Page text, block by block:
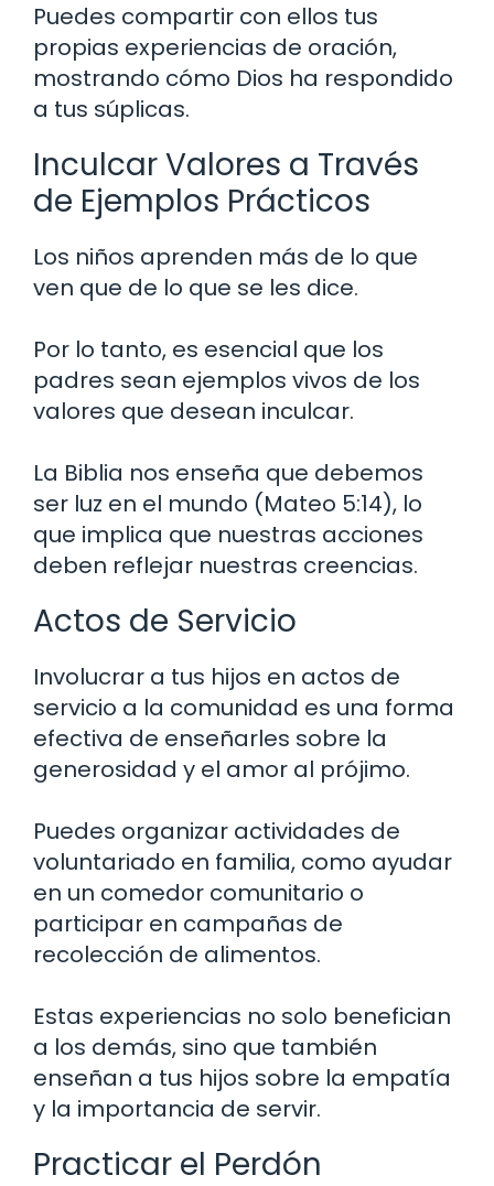
Puedes compartir con ellos tus
propias experiencias de oración,
mostrando cómo Dios ha respondido
a tus súplicas.
Inculcar Valores a Través
de Ejemplos Prácticos
Los niños aprenden más de lo que
ven que de lo que se les dice.
Por lo tanto, es esencial que los
padres sean ejemplos vivos de los
valores que desean inculcar.
La Biblia nos enseña que debemos
ser luz en el mundo (Mateo 5:14), lo
que implica que nuestras acciones
deben reflejar nuestras creencias.
Actos de Servicio
Involucrar a tus hijos en actos de
servicio a la comunidad es una forma
efectiva de enseñarles sobre la
generosidad y el amor al prójimo.
Puedes organizar actividades de
voluntariado en familia, como ayudar
en un comedor comunitario o
participar en campañas de
recolección de alimentos.
Estas experiencias no solo benefician
a los demás, sino que también
enseñan a tus hijos sobre la empatía
y la importancia de servir.
Practicar el Perdón